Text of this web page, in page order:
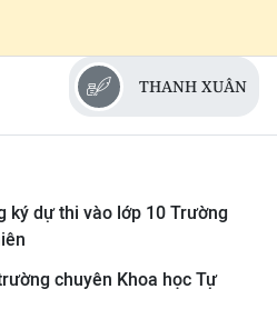
THANH XUÂN
ký dự thi vào lớp 10 Trường
chuyên Khoa học Tự